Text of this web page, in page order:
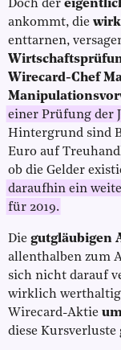
Doch der
ankommt, die
enttarnen,
Wirecard-Chef
einer Prüfung der
Hintergrund sind
Euro auf
ob die Gelder
daraufhin ein
für 2019.
Die gutgläubigen
allenthalben zum
sich nicht darauf
wirklich werthaltig
Wirecard-Aktie
diese